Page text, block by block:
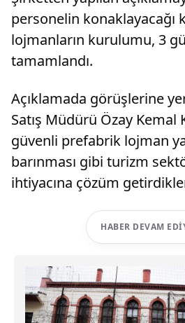
personelin konaklayacağı
lojmanların kurulumu, 3
tamamlandı.
Açıklamada görüşlerine
Satış Müdürü Özay Kemal
güvenli prefabrik lojman
barınması gibi turizm
ihtiyacına çözüm
HABER DEVAM